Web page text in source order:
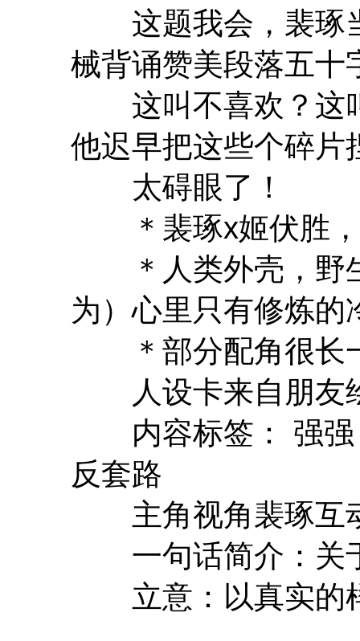
这题我会，裴琢
械背诵赞美段落五十
这叫不喜欢？这
他迟早把这些个碎片
太碍眼了！
＊裴琢x姬伏胜，
＊人类外壳，野
为）心里只有修炼的
＊部分配角很长
人设卡来自朋友
内容标签： 强强
反套路
主角视角裴琢互
一句话简介：关
立意：以真实的